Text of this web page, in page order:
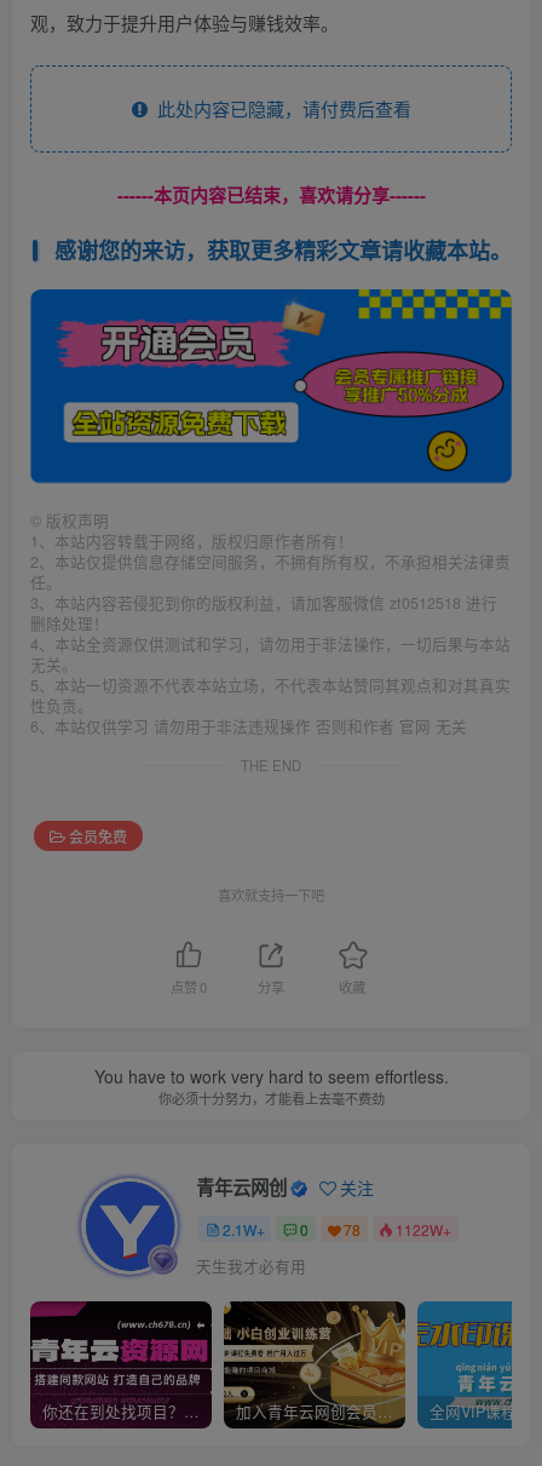
观，致力于提升用户体验与赚钱效率。
此处内容已隐藏，请付费后查看
------本页内容已结束，喜欢请分享------
感谢您的来访，获取更多精彩文章请收藏本站。
© 版权声明
1、本站内容转载于网络，版权归原作者所有！
2、本站仅提供信息存储空间服务，不拥有所有权，不承担相关法律责
任。
3、本站内容若侵犯到你的版权利益，请加客服微信 zt0512518 进行
删除处理！
4、本站全资源仅供测试和学习，请勿用于非法操作，一切后果与本站
无关。
5、本站一切资源不代表本站立场，不代表本站赞同其观点和对其真实
性负责。
6、本站仅供学习 请勿用于非法违规操作 否则和作者 官网 无关
THE END
会员免费
喜欢就支持一下吧
点赞0 分享 收藏
You have to work very hard to seem effortless.
你必须十分努力，才能看上去毫不费劲
青年云网创 关注
2.1W+ 0 78 1122W+
天生我才必有用
你还在到处找项目？还在当韭菜？我靠卖项目一个月收入5万+，曾经我也是个失败者。 加入青年云网创会员，全站资源免费学习。加入高级合伙人，推广日入1000+